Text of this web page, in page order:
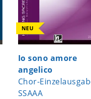
NEU
Io sono amore
angelico
Chor-
SSAAA